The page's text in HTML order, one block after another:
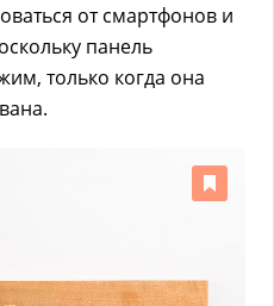
от смартфонов и
панель
только когда она